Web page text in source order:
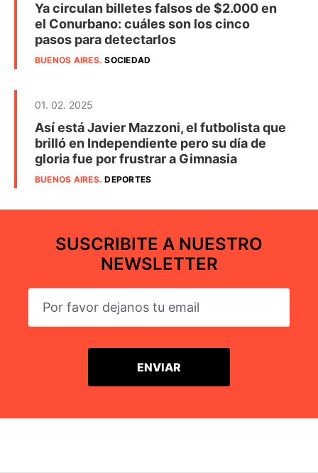
Ya circulan billetes falsos de $2.000 en
el Conurbano: cuáles son los cinco
pasos para detectarlos
BUENOS AIRES.SOCIEDAD
01. 02. 2025
Así está Javier Mazzoni, el futbolista que
brilló en Independiente pero su día de
gloria fue por frustrar a Gimnasia
BUENOS AIRES.DEPORTES
SUSCRIBITE A NUESTRO
NEWSLETTER